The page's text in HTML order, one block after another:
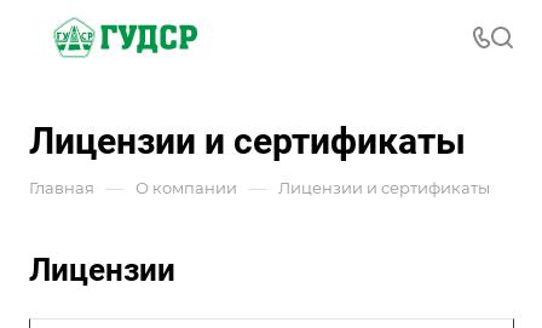
Лицензии и сертификаты
Главная — О компании — Лицензии и сертификаты
Лицензии